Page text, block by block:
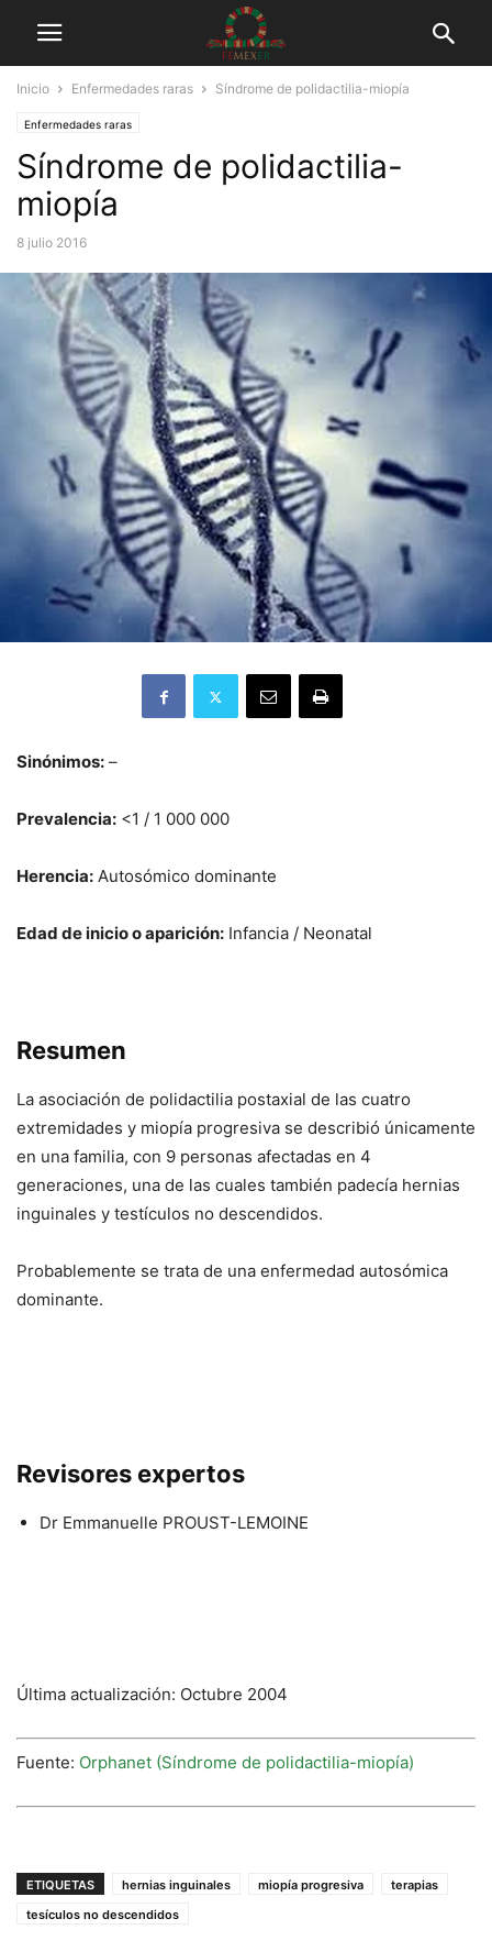
Inicio Enfermedades raras Síndrome de polidactilia-miopía
Enfermedades raras
Síndrome de polidactilia-
miopía
8 julio 2016
Sinónimos: –
Prevalencia: <1 / 1 000 000
Herencia: Autosómico dominante
Edad de inicio o aparición: Infancia / Neonatal
Resumen
La asociación de polidactilia postaxial de las cuatro
extremidades y miopía progresiva se describió únicamente
en una familia, con 9 personas afectadas en 4
generaciones, una de las cuales también padecía hernias
inguinales y testículos no descendidos.
Probablemente se trata de una enfermedad autosómica
dominante.
Revisores expertos
Dr Emmanuelle PROUST-LEMOINE
Última actualización: Octubre 2004
Fuente: Orphanet (Síndrome de polidactilia-miopía)
ETIQUETAS hernias inguinales miopía progresiva
terapias
tesículos no descendidos